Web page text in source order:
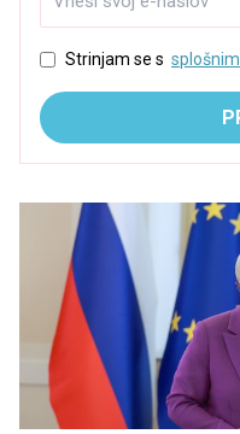
Strinjam se s